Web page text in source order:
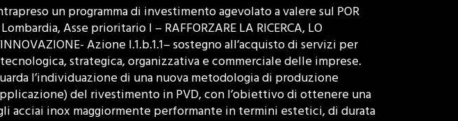
un programma di investimento agevolato a valere sul POR
Asse prioritario I – RAFFORZARE LA RICERCA, LO
Azione I.1.b.1.1– sostegno all’acquisto di servizi per
strategica, organizzativa e commerciale delle imprese.
l’individuazione di una nuova metodologia di produzione
del rivestimento in PVD, con l’obiettivo di ottenere una
acciai inox maggiormente performante in termini estetici, di durata